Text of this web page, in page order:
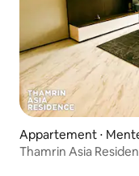
Appartement ⋅
Thamrin Asia